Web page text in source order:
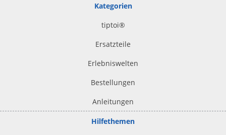
Kategorien
tiptoi®
Ersatzteile
Erlebniswelten
Bestellungen
Anleitungen
Hilfethemen